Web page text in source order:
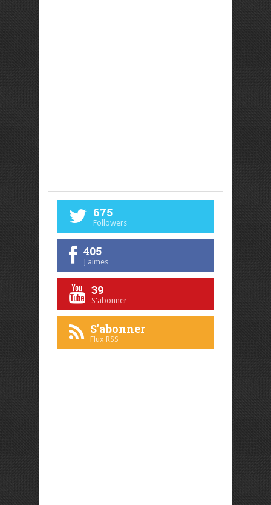
675
Followers
405
J'aimes
39
S'abonner
S'abonner
Flux RSS